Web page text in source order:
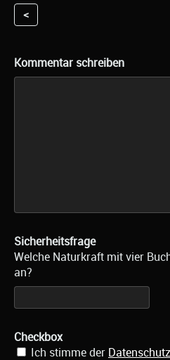
<
Kommentar schreiben
Sicherheitsfrage
Welche Naturkraft mit vier
an?
Checkbox
Ich stimme der